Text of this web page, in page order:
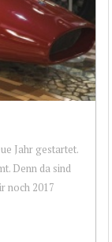
Jahr gestartet.
Denn da sind
noch 2017